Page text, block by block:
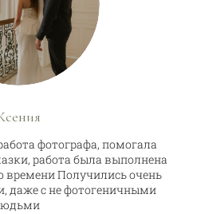
фотографа, помогала
работа была выполнена
времени Получились очень
даже с не фотогеничными